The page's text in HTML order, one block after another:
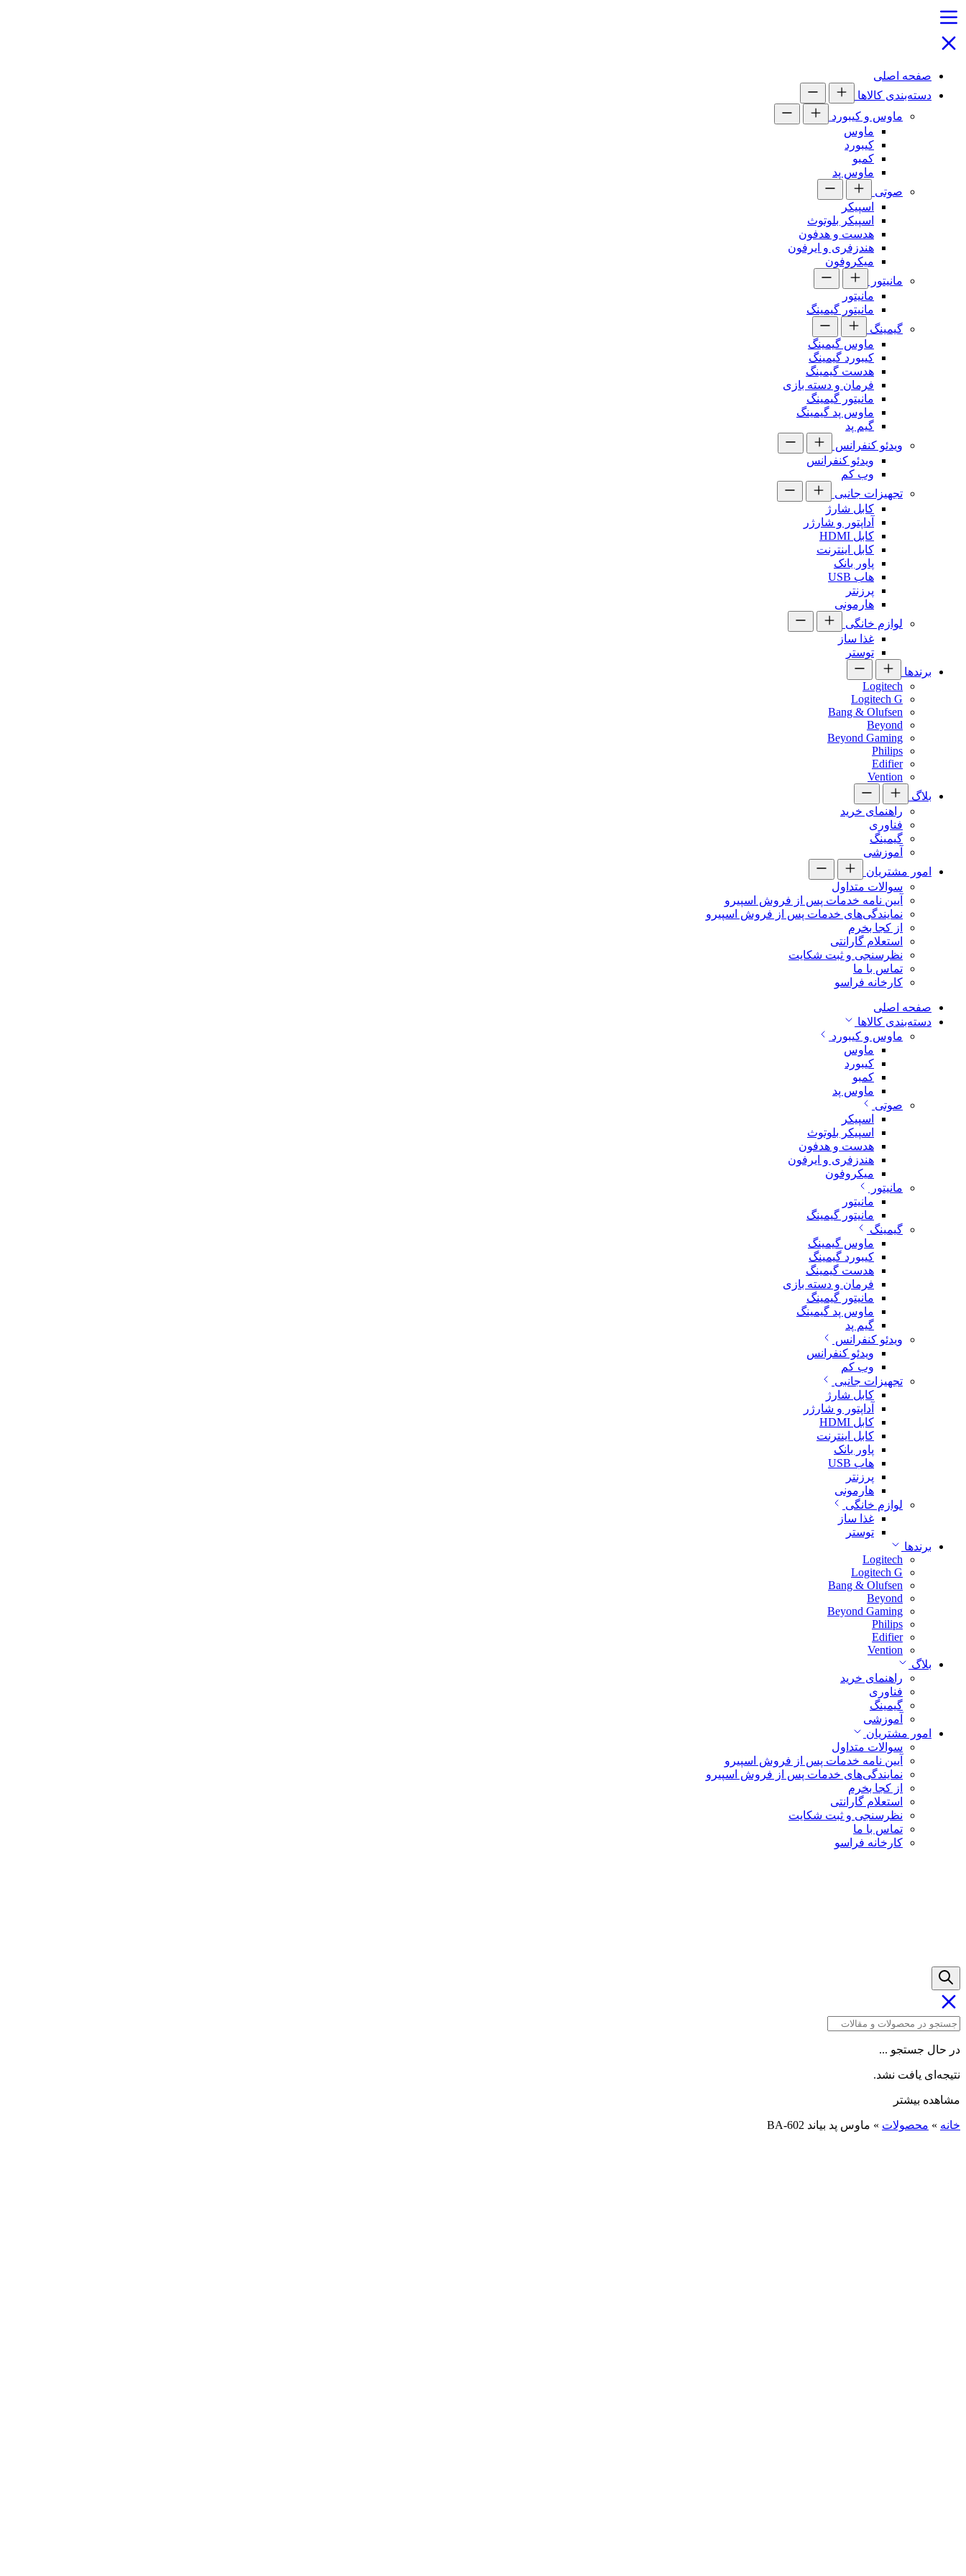
صفحه اصلی
دسته‌بندی کالاها
ماوس و کیبورد
ماوس
کیبورد
کمبو
ماوس پد
صوتی
اسپیکر
اسپیکر بلوتوث
هدست و هدفون
هندزفری و ایرفون
میکروفون
مانیتور
مانیتور
مانیتور گیمینگ
گیمینگ
ماوس گیمینگ
کیبورد گیمینگ
هدست گیمینگ
فرمان و دسته بازی
مانیتور گیمینگ
ماوس پد گیمینگ
گیم پد
ویدئو کنفرانس
ویدئو کنفرانس
وب کم
تجهیزات جانبی
کابل شارژ
آداپتور و شارژر
کابل HDMI
کابل اینترنت
پاور بانک
هاب USB
پرزنتر
هارمونی
لوازم خانگی
غذا ساز
توستر
برندها
Logitech
Logitech G
Bang & Olufsen
Beyond
Beyond Gaming
Philips
Edifier
Vention
بلاگ
راهنمای خرید
فناوری
گیمینگ
آموزشی
امور مشتریان
سوالات متداول
آیین نامه خدمات پس از فروش اسپیرو
نمایندگی‌های خدمات پس از فروش اسپیرو
از کجا بخرم
استعلام گارانتی
نظرسنجی و ثبت شکایت
تماس با ما
کارخانه فراسو
صفحه اصلی
دسته‌بندی کالاها
ماوس و کیبورد
ماوس
کیبورد
کمبو
ماوس پد
صوتی
اسپیکر
اسپیکر بلوتوث
هدست و هدفون
هندزفری و ایرفون
میکروفون
مانیتور
مانیتور
مانیتور گیمینگ
گیمینگ
ماوس گیمینگ
کیبورد گیمینگ
هدست گیمینگ
فرمان و دسته بازی
مانیتور گیمینگ
ماوس پد گیمینگ
گیم پد
ویدئو کنفرانس
ویدئو کنفرانس
وب کم
تجهیزات جانبی
کابل شارژ
آداپتور و شارژر
کابل HDMI
کابل اینترنت
پاور بانک
هاب USB
پرزنتر
هارمونی
لوازم خانگی
غذا ساز
توستر
برندها
Logitech
Logitech G
Bang & Olufsen
Beyond
Beyond Gaming
Philips
Edifier
Vention
بلاگ
راهنمای خرید
فناوری
گیمینگ
آموزشی
امور مشتریان
سوالات متداول
آیین نامه خدمات پس از فروش اسپیرو
نمایندگی‌های خدمات پس از فروش اسپیرو
از کجا بخرم
استعلام گارانتی
نظرسنجی و ثبت شکایت
تماس با ما
کارخانه فراسو
در حال جستجو ...
نتیجه‌ای یافت نشد.
مشاهده بیشتر
خانه » محصولات » ماوس پد بیاند BA-602